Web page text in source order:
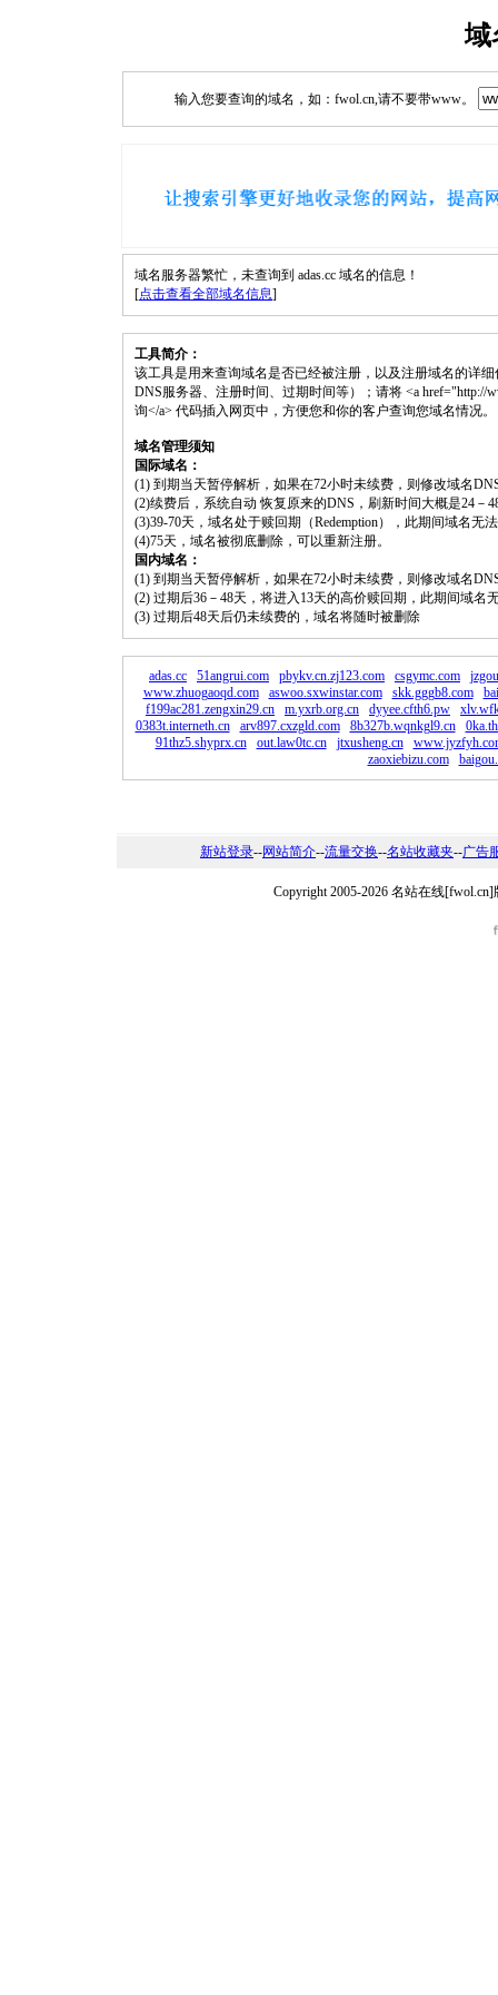
域
输入您要查询的域名，如：fwol.cn,请不要带www。
域名服务器繁忙，未查询到 adas.cc 域名的信息！
[点击查看全部域名信息]
工具简介：
该工具是用来查询域名是否已经被注册，以及注册域名的详
DNS服务器、注册时间、过期时间等）；请将 <a href="http://
询</a> 代码插入网页中，方便您和你的客户查询您域名情况。
域名管理须知
国际域名：
(1) 到期当天暂停解析，如果在72小时未续费，则修改域名
(2)续费后，系统自动 恢复原来的DNS，刷新时间大概是24－
(3)39-70天，域名处于赎回期（Redemption），此期间域名无
(4)75天，域名被彻底删除，可以重新注册。
国内域名：
(1) 到期当天暂停解析，如果在72小时未续费，则修改域名
(2) 过期后36－48天，将进入13天的高价赎回期，此期间域名
(3) 过期后48天后仍未续费的，域名将随时被删除
adas.cc 51angrui.com pbykv.cn.zj123.com csgymc.com
www.zhuogaoqd.com
aswoo.sxwinstar.com skk.gggb8.com
f199ac281.zengxin29.cn
m.yxrb.org.cn dyyee.cfth6.pw
0383t.interneth.cn
arv897.cxzgld.com 8b327b.wqnkgl9.cn
91thz5.shyprx.cn
out.law0tc.cn jtxusheng.cn
zaoxiebizu.com
新站登录--网站简介--流量交换--名站收藏夹--广告
Copyright 2005-2026 名站在线